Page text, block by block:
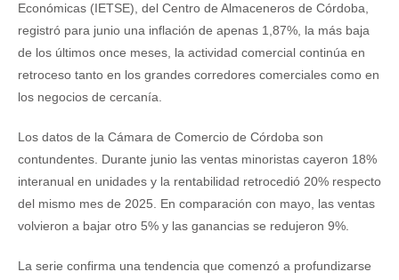
Económicas (IETSE), del Centro de Almaceneros de Córdoba,
registró para junio una inflación de apenas 1,87%, la más baja
de los últimos once meses, la actividad comercial continúa en
retroceso tanto en los grandes corredores comerciales como en
los negocios de cercanía.
Los datos de la Cámara de Comercio de Córdoba son
contundentes. Durante junio las ventas minoristas cayeron 18%
interanual en unidades y la rentabilidad retrocedió 20% respecto
del mismo mes de 2025. En comparación con mayo, las ventas
volvieron a bajar otro 5% y las ganancias se redujeron 9%.
La serie confirma una tendencia que comenzó a profundizarse